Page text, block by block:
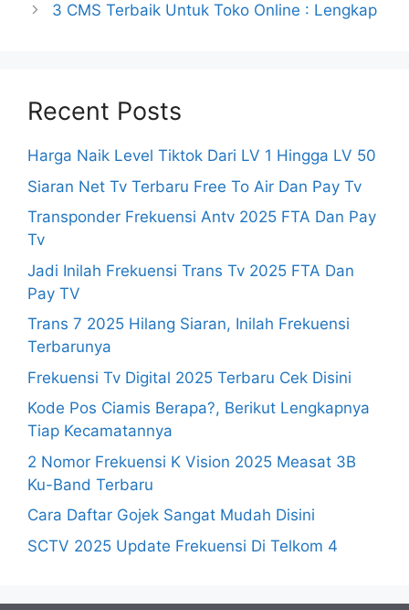
3 CMS Terbaik Untuk Toko Online : Lengkap
Recent Posts
Harga Naik Level Tiktok Dari LV 1 Hingga LV 50
Siaran Net Tv Terbaru Free To Air Dan Pay Tv
Transponder Frekuensi Antv 2025 FTA Dan Pay
Tv
Jadi Inilah Frekuensi Trans Tv 2025 FTA Dan
Pay TV
Trans 7 2025 Hilang Siaran, Inilah Frekuensi
Terbarunya
Frekuensi Tv Digital 2025 Terbaru Cek Disini
Kode Pos Ciamis Berapa?, Berikut Lengkapnya
Tiap Kecamatannya
2 Nomor Frekuensi K Vision 2025 Measat 3B
Ku-Band Terbaru
Cara Daftar Gojek Sangat Mudah Disini
SCTV 2025 Update Frekuensi Di Telkom 4